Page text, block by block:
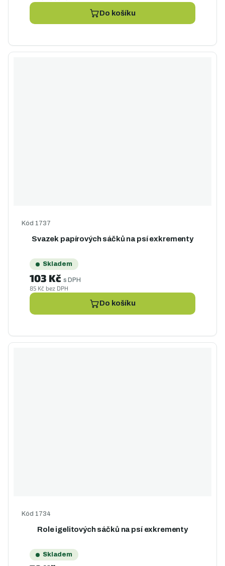
Do košíku
Svazek papírových sáčků na psí exkrementy
Kód 1737
Skladem
85 Kč bez DPH
103 Kč s DPH
Do košíku
Role igelitových sáčků na psí exkrementy
Kód 1734
Skladem